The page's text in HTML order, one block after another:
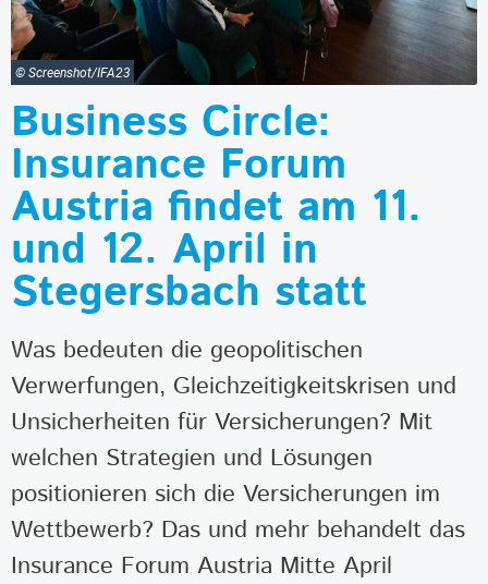
© Screenshot/IFA23
Business Circle:
Insurance Forum
Austria findet am 11.
und 12. April in
Stegersbach statt
Was bedeuten die geopolitischen
Verwerfungen, Gleichzeitigkeitskrisen und
Unsicherheiten für Versicherungen? Mit
welchen Strategien und Lösungen
positionieren sich die Versicherungen im
Wettbewerb? Das und mehr behandelt das
Insurance Forum Austria Mitte April